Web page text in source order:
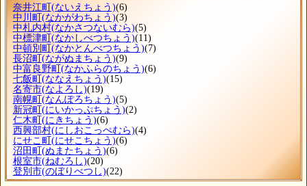
奈井江町 (ないえちょう)(6)
中川町 (なかがわちょう)(3)
中札内村(なかさつないむら)(5)
中標津町 (なかしべつちょう)(11)
中頓別町 (なかとんべつちょう)(7)
長沼町 (ながぬまちょう)(9)
中富良野町 (なかふらのちょう)(6)
七飯町 (ななえちょう)(15)
名寄市(なよろし)(19)
南幌町 (なんぽろちょう)(5)
新冠町 (にいかっぷちょう)(2)
仁木町 (にきちょう)(6)
西興部村(にしおこっぺむら)(4)
にせこ町 (にせこちょう)(6)
沼田町 (ぬまたちょう)(6)
根室市(ねむろし)(20)
登別市(のぼりべつし)(22)